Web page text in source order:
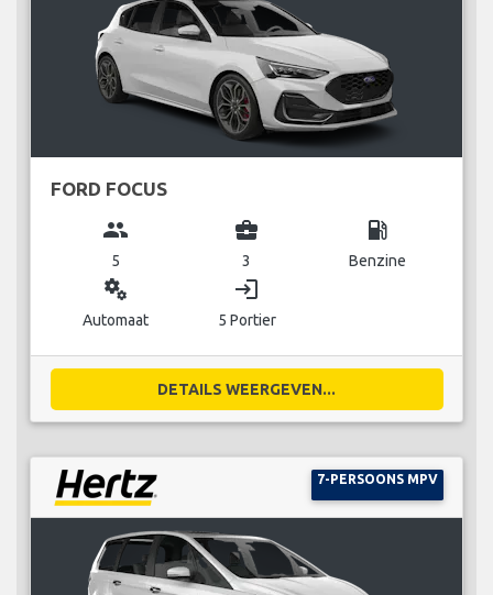
FORD FOCUS
group
5
business_center
3
local_gas_station
Benzine
miscellaneous_services
Automaat
login
5 Portier
DETAILS WEERGEVEN...
7-PERSOONS MPV